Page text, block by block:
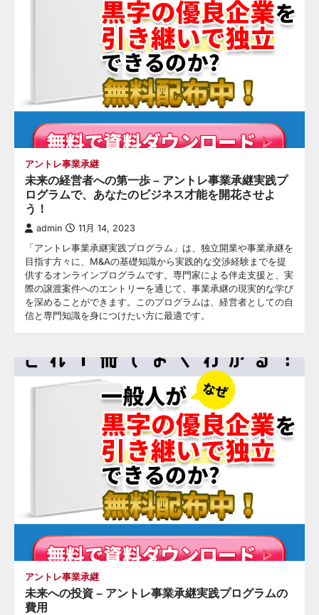
アントレ事業承継
未来の経営者への第一歩 – アントレ事業承継実践プ
ログラムで、あなたのビジネス才能を開花させよ
う！
admin 11月 14, 2023
「アントレ事業承継実践プログラム」は、独立開業や事業承継を
目指す方々に、M&Aの基礎知識から実践的な交渉経験までを提
供するオンラインプログラムです。専門家による伴走支援と、実
際の譲渡案件へのエントリーを通じて、事業承継の現実的な学び
を深めることができます。このプログラムは、経営者としての自
信と専門知識を身につけたい方に最適です。
アントレ事業承継
未来への投資 – アントレ事業承継実践プログラムの
費用